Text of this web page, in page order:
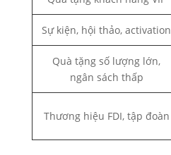
Sự kiện, hội thảo, activation
Quà tặng số lượng lớn,
ngân sách thấp
Thương hiệu FDI, tập đoàn